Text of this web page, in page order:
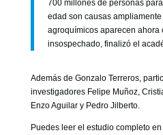
700 millones de personas
edad son causas
agroquímicos aparecen ahora
insospechado, finalizó el
Además de Gonzalo Terreros,
investigadores Felipe Muñoz,
Enzo Aguilar y Pedro Jilberto.
Puedes leer el estudio completo